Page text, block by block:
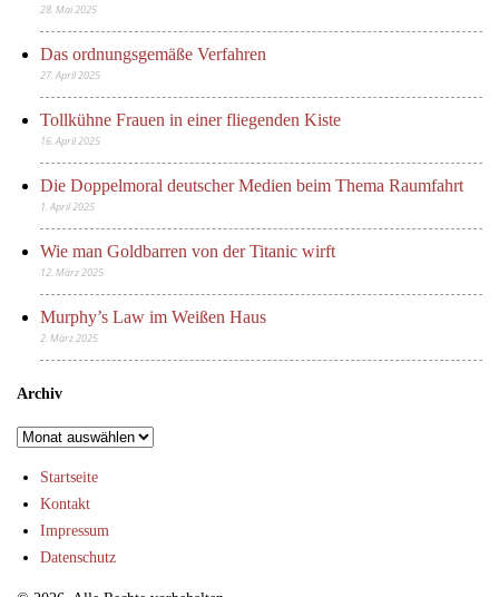
28. Mai 2025
Das ordnungsgemäße Verfahren
27. April 2025
Tollkühne Frauen in einer fliegenden Kiste
16. April 2025
Die Doppelmoral deutscher Medien beim Thema Raumfahrt
1. April 2025
Wie man Goldbarren von der Titanic wirft
12. März 2025
Murphy’s Law im Weißen Haus
2. März 2025
Archiv
Archiv
Startseite
Kontakt
Impressum
Datenschutz